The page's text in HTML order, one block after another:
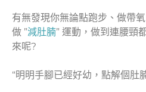
有無發現你無論點跑步 、 做帶氧
做 ”減肚腩” 運動，做到連腰頸
來呢?
“明明手腳已經好幼，點解個肚